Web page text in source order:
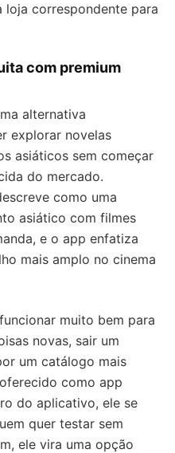
correspondente para
com premium
alternativa
explorar novelas
asiáticos sem começar
do mercado.
como uma
asiático com filmes
e o app enfatiza
mais amplo no cinema
muito bem para
novas, sair um
um catálogo mais
como app
do aplicativo, ele se
quer testar sem
ele vira uma opção